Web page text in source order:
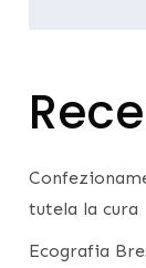
tutela la cura
Ecografia